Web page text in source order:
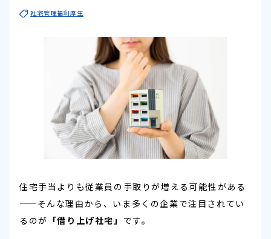
社宅管理福利厚生
住宅手当よりも従業員の手取りが増える可能性がある
——そんな理由から、いま多くの企業で注目されてい
るのが 「借り上げ社宅」 です。